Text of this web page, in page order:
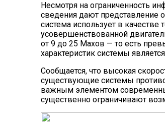
Несмотря на ограниченность
сведения дают представление
система использует в качестве
усовершенствованной
от 9 до 25 Махов — то есть
характеристик системы
Сообщается, что высокая
существующие системы
важным элементом
существенно ограничивают